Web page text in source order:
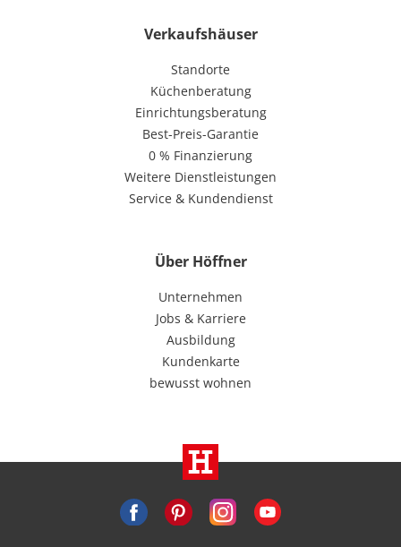
Verkaufshäuser
Standorte
Küchenberatung
Einrichtungsberatung
Best-Preis-Garantie
0 % Finanzierung
Weitere Dienstleistungen
Service & Kundendienst
Über Höffner
Unternehmen
Jobs & Karriere
Ausbildung
Kundenkarte
bewusst wohnen